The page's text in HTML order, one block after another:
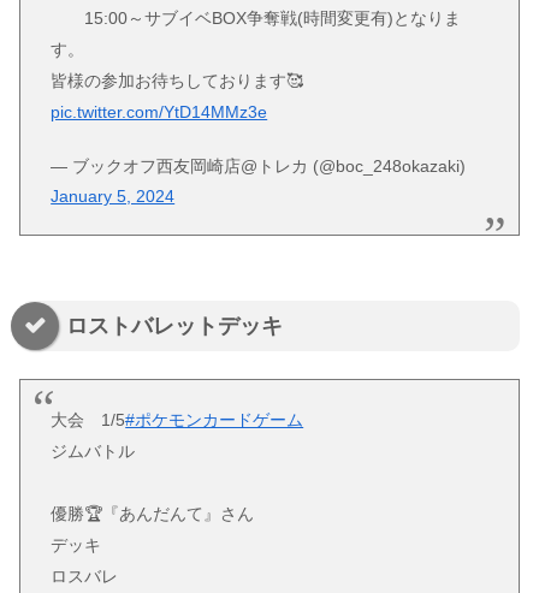
15:00～サブイベBOX争奪戦(時間変更有)となりま
す。
皆様の参加お待ちしております🥰
pic.twitter.com/YtD14MMz3e
— ブックオフ西友岡崎店@トレカ (@boc_248okazaki)
January 5, 2024
ロストバレットデッキ
大会 1/5#ポケモンカードゲーム
ジムバトル
優勝🏆『あんだんて』さん
デッキ
ロスバレ